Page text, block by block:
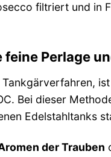
filtriert und in
Perlage
Bei dieser
Edelstahltanks
der Trauben